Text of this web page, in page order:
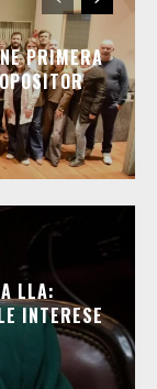
PRIMERA
LLA:
INTERESE